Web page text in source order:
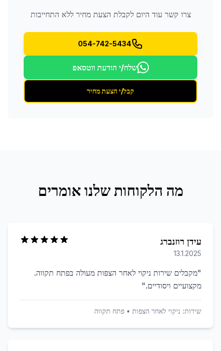
צרו קשר עוד היום לקבלת הצעת מחיר ללא התחייבות
054-742-5434
שלח/י הודעת ווטסאפ
קבל/י הצעת מחיר
מה הלקוחות שלנו אומרים
עידן רוזנברג
13.1.2025
"מקבלים שירות ניקוי לאחר הצפות מעולה בפתח תקווה.
מקצועיים ויסודיים."
שירות: ניקוי לאחר הצפות • פתח תקווה